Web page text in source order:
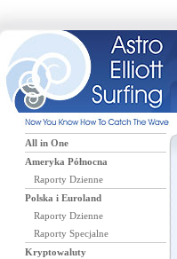
All in One
Ameryka Północna
Raporty Dzienne
Polska i Euroland
Raporty Dzienne
Raporty Specjalne
Kryptowaluty